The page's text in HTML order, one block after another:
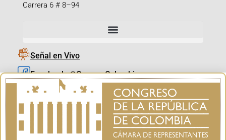
Carrera 6 # 8–94
Señal en Vivo
Facebook_@CamaraColombia
Instagram_@CamaraColombia
X_@CamaraColombia
Youtube_@CamaraColombia